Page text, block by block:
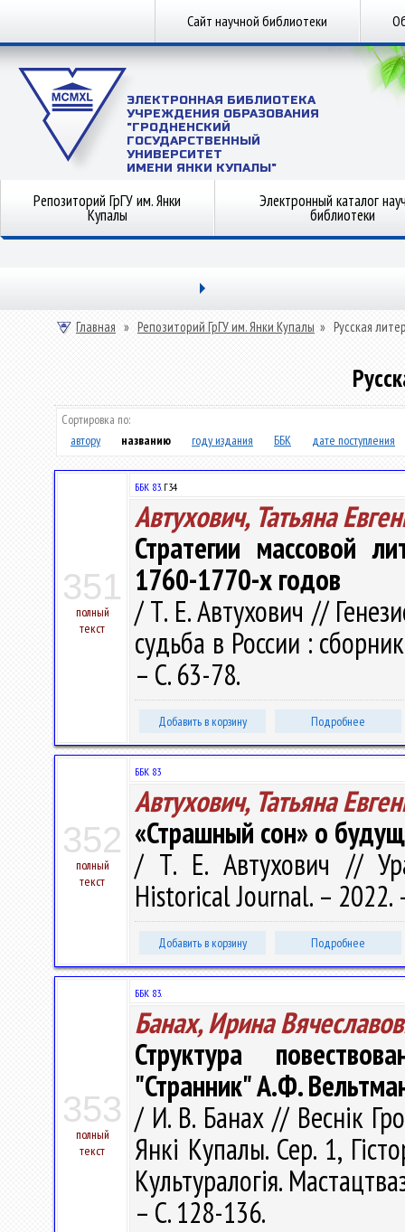
Сайт научной библиотеки
ЭЛЕКТРОННАЯ БИБЛИОТЕКА
УЧРЕЖДЕНИЯ ОБРАЗОВАНИЯ
"ГРОДНЕНСКИЙ
ГОСУДАРСТВЕННЫЙ
УНИВЕРСИТЕТ
ИМЕНИ ЯНКИ КУПАЛЫ"
Репозиторий ГрГУ им. Янки
Купалы
Электронный каталог
библиотеки
Главная » Репозиторий ГрГУ им. Янки Купалы » Русская
Сортировка по:
автору
названию году издания ББК дате поступления
351
полный
текст
ББК 83.Г34
Автухович, Татьяна
Стратегии массовой
1760-1770-х годов
/ Т. Е. Автухович //
судьба в России :
– С. 63-78.
Добавить в корзину Подробнее
352
полный
текст
ББК 83
Автухович, Татьяна
«Страшный сон» о
/ Т. Е. Автухович //
Historical Journal. –
Добавить в корзину Подробнее
353
полный
текст
ББК 83.
Банах, Ирина
Структура
"Странник" А.Ф.
/ И. В. Банах // Веснік
Янкі Купалы. Сер. 1,
Культуралогія.
– С. 128-136.